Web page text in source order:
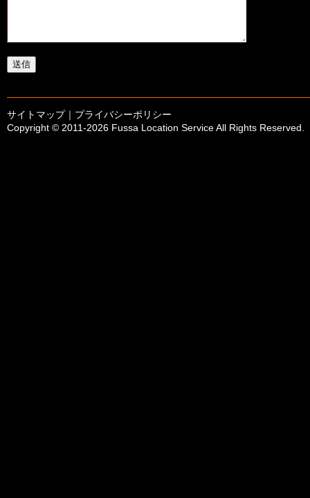
サイトマップ｜ プライバシーポリシー
Copyright © 2011-2026 Fussa Location Service All Rights Reserved.